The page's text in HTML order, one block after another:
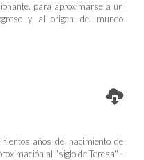
para aproximarse a un
y al origen del mundo
años del nacimiento de
al "siglo de Teresa" -